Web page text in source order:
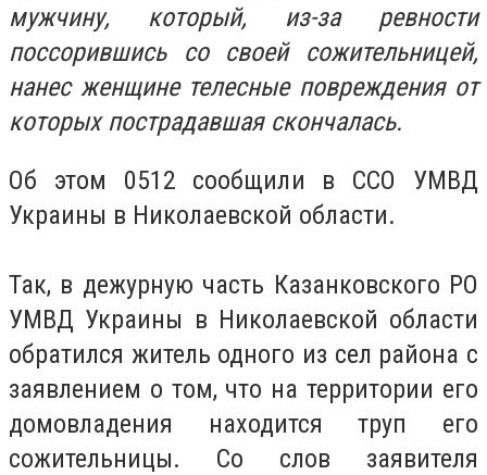
мужчину, который, из-за ревности
поссорившись со своей сожительницей,
нанес женщине телесные повреждения от
которых пострадавшая скончалась.
Об этом 0512 сообщили в ССО УМВД
Украины в Николаевской области.
Так, в дежурную часть Казанковского РО
УМВД Украины в Николаевской области
обратился житель одного из сел района с
заявлением о том, что на территории его
домовладения находится труп его
сожительницы. Со слов заявителя